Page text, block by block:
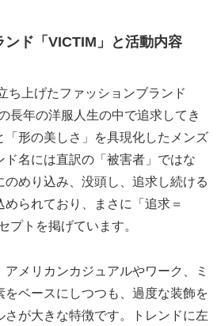
ンド「VICTIM」と活動内容
ち上げたファッションブランド
長年の洋服人生の中で追求してき
「形の美しさ」を具現化したメンズ
ド名には直訳の「被害者」ではな
のめり込み、没頭し、追求し続ける
められており、まさに「追求＝
プトを掲げています。
メリカンカジュアルやワーク、ミ
をベースにしつつも、過度な装飾を
さが大きな特徴です。トレンドに左